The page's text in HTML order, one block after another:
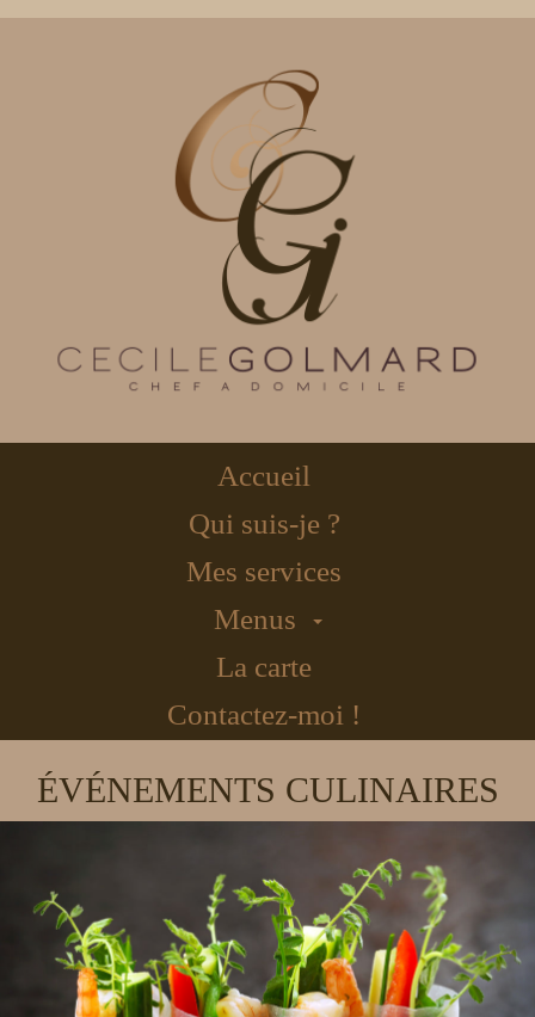
Accueil
Qui suis-je ?
Mes services
Menus
La carte
Contactez-moi !
ÉVÉNEMENTS CULINAIRES